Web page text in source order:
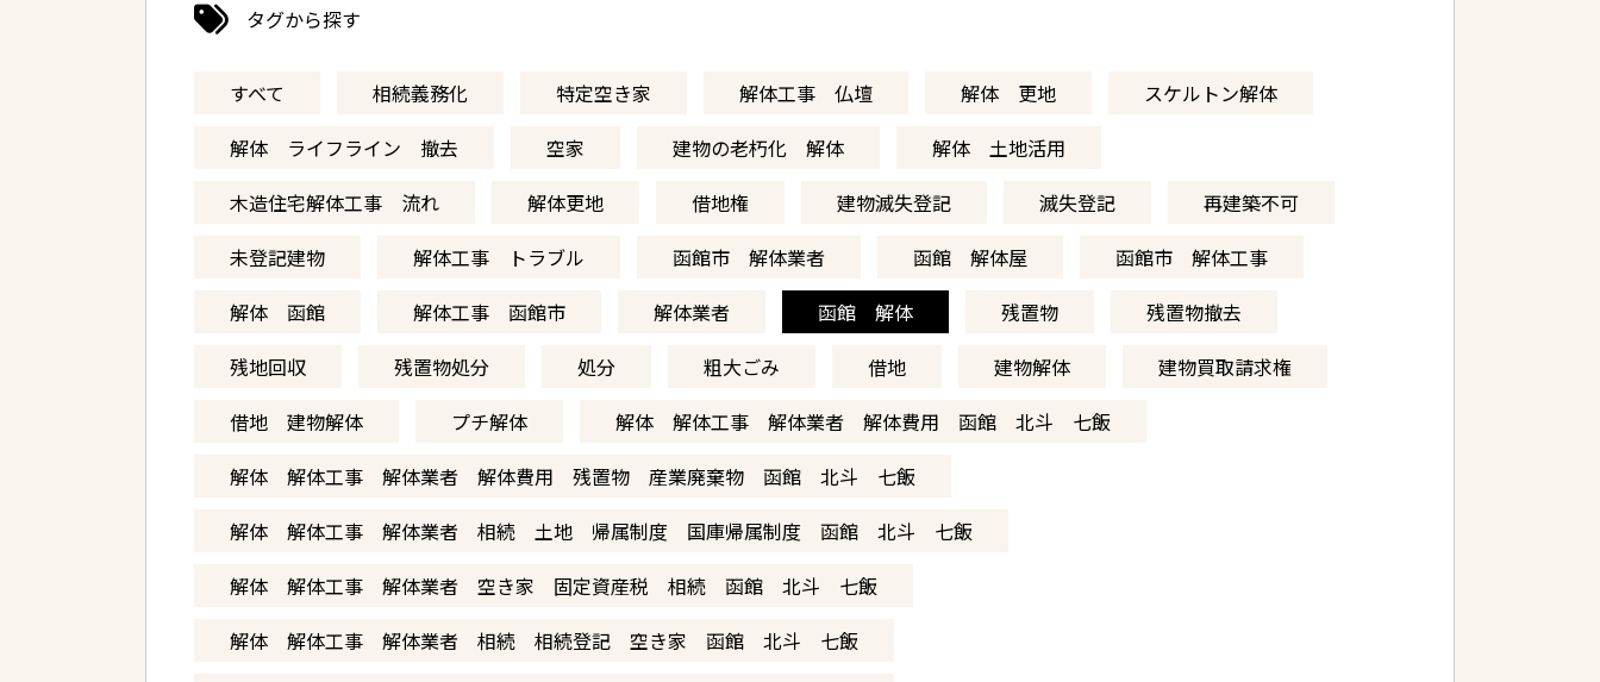
タグから探す
すべて 相続義務化 特定空き家 解体工事 仏壇 解体 更地
スケルトン解体
解体 ライフライン 撤去
空家 建物の老朽化 解体
解体 土地活用
木造住宅解体工事 流れ
解体更地 借地権 建物滅失登記 滅失登記
再建築不可
未登記建物
解体工事 トラブル 函館市 解体業者 函館 解体屋
函館市 解体工事
解体 函館
解体工事 函館市 解体業者 函館 解体 残置物
残置物撤去
残地回収
残置物処分 処分 粗大ごみ 借地 建物解体
建物買取請求権
借地 建物解体
プチ解体
解体 解体工事 解体業者 解体費用 函館 北斗 七飯
解体 解体工事 解体業者 解体費用 残置物 産業廃棄物 函館 北斗 七飯
解体 解体工事 解体業者 相続 土地 帰属制度 国庫帰属制度 函館 北斗 七飯
解体 解体工事 解体業者 空き家 固定資産税 相続 函館 北斗 七飯
解体 解体工事 解体業者 相続 相続登記 空き家 函館 北斗 七飯